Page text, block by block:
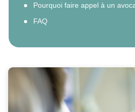
Pourquoi faire appel à un
FAQ